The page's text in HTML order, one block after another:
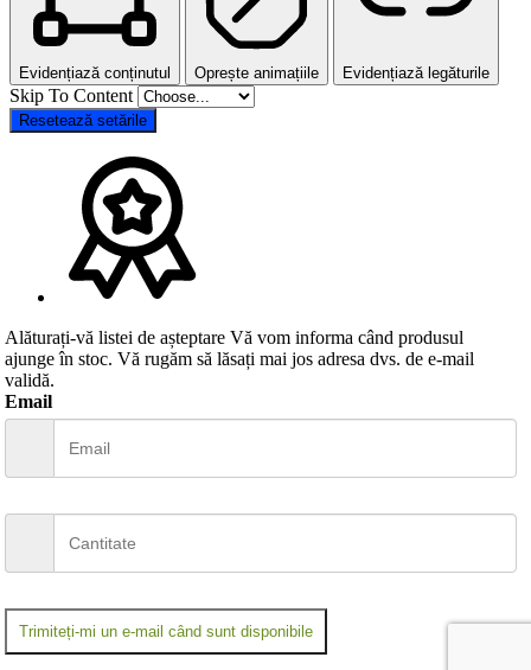
Evidențiază conținutul Oprește animațiile Evidențiază legăturile
Skip To Content
Resetează setările
Alăturați-vă listei de așteptare Vă vom informa când produsul
ajunge în stoc. Vă rugăm să lăsați mai jos adresa dvs. de e-mail
validă.
Email
Trimiteți-mi un e-mail când sunt disponibile